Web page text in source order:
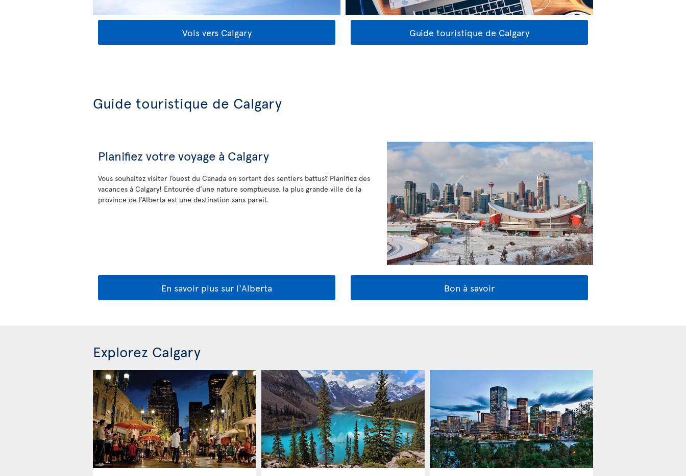
Vols vers Calgary Guide touristique de Calgary
Guide touristique de Calgary
Planifiez votre voyage à Calgary
Vous souhaitez visiter l’ouest du Canada en sortant des sentiers battus? Planifiez des
vacances à Calgary! Entourée d’une nature somptueuse, la plus grande ville de la
province de l’Alberta est une destination sans pareil.
En savoir plus sur l'Alberta Bon à savoir
Explorez Calgary